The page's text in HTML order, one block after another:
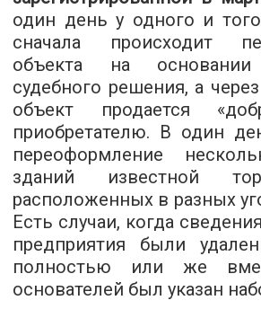
один день у одного и
сначала происходит
объекта на
судебного решения, а
объект продается
приобретателю. В один
переоформление
зданий известной
расположенных в разных
Есть случаи, когда
предприятия были
полностью или же
основателей был указан